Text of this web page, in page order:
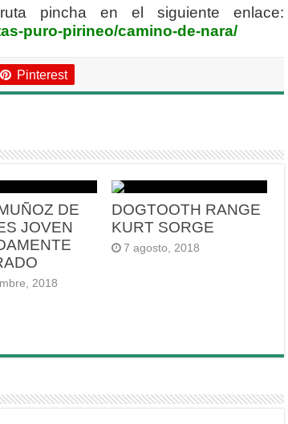
pincha en el siguiente enlace:
puro-pirineo/camino-de-nara/
Pinterest
DE
JOVEN
2018
DOGTOOTH RANGE
KURT SORGE
7 agosto, 2018